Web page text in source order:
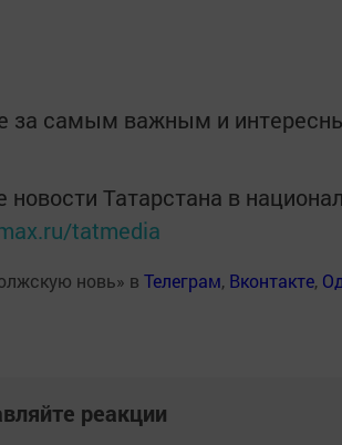
за самым важным и
новости Татарстана в
tatmedia
новь» в Телеграм, Вконтакте,
реакции